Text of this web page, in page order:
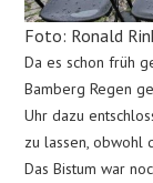
Foto: Ronald
Da es schon früh
Bamberg Regen
Uhr dazu
zu lassen, obwohl
Das Bistum war